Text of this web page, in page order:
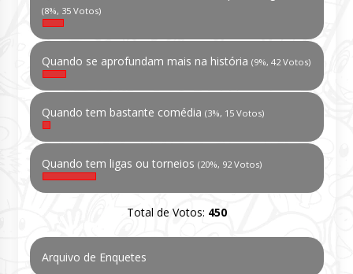
(8%, 35 Votos)
Quando se aprofundam mais na história (9%, 42 Votos)
Quando tem bastante comédia (3%, 15 Votos)
Quando tem ligas ou torneios (20%, 92 Votos)
Total de Votos: 450
Arquivo de Enquetes